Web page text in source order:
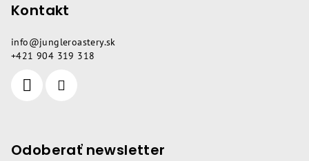
Kontakt
info@jungleroastery.sk
+421 904 319 318
Odoberať newsletter